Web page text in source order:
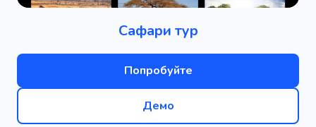
Сафари тур
Попробуйте
Демо